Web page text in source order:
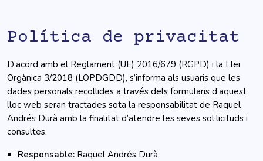
Política de privacitat
D’acord amb el Reglament (UE) 2016/679 (RGPD) i la Llei
Orgànica 3/2018 (LOPDGDD), s’informa als usuaris que les
dades personals recollides a través dels formularis d’aquest
lloc web seran tractades sota la responsabilitat de Raquel
Andrés Durà amb la finalitat d’atendre les seves sol·licituds i
consultes.
Responsable: Raquel Andrés Durà